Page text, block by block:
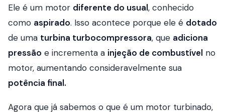
Ele é um motor diferente do usual, conhecido
como aspirado. Isso acontece porque ele é dotado
de uma turbina turbocompressora, que adiciona
pressão e incrementa a injeção de combustível no
motor, aumentando consideravelmente sua
potência final.
Agora que já sabemos o que é um motor turbinado,